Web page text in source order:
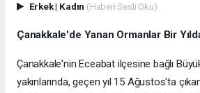
Erkek| Kadın (Haberi Sesli Oku)
Çanakkale'de Yanan Ormanlar Bir
Çanakkale'nin Eceabat ilçesine bağlı
yakınlarında, geçen yıl 15 Ağustos'ta